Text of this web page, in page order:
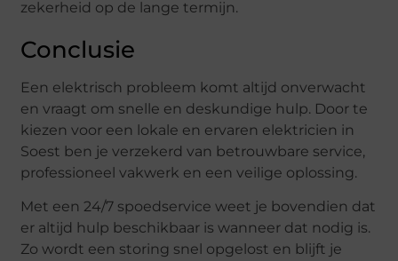
zekerheid op de lange termijn.
Conclusie
Een elektrisch probleem komt altijd onverwacht
en vraagt om snelle en deskundige hulp. Door te
kiezen voor een lokale en ervaren elektricien in
Soest ben je verzekerd van betrouwbare service,
professioneel vakwerk en een veilige oplossing.
Met een 24/7 spoedservice weet je bovendien dat
er altijd hulp beschikbaar is wanneer dat nodig is.
Zo wordt een storing snel opgelost en blijft je